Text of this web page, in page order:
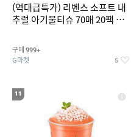
(역대급특가) 리벤스 소프트 내
추럴 아기물티슈 70매 20팩 캡
구매 999+
G마켓 5
11